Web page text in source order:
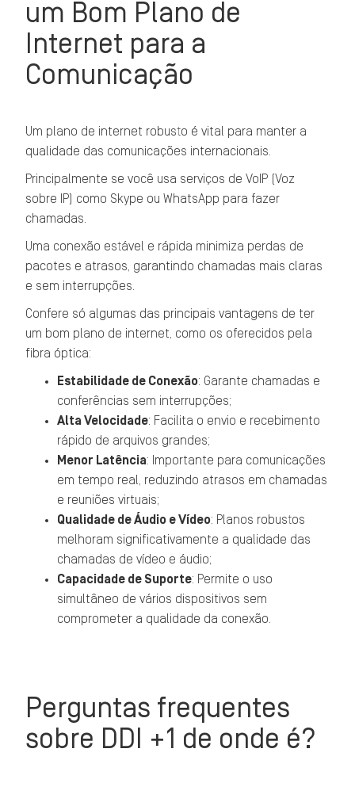
um Bom Plano de
Internet para a
Comunicação
Um plano de internet robusto é vital para manter a
qualidade das comunicações internacionais.
Principalmente se você usa serviços de VoIP (Voz
sobre IP) como Skype ou WhatsApp para fazer
chamadas.
Uma conexão estável e rápida minimiza perdas de
pacotes e atrasos, garantindo chamadas mais claras
e sem interrupções.
Confere só algumas das principais vantagens de ter
um bom plano de internet, como os oferecidos pela
fibra óptica:
Estabilidade de Conexão: Garante chamadas e
conferências sem interrupções;
Alta Velocidade: Facilita o envio e recebimento
rápido de arquivos grandes;
Menor Latência: Importante para comunicações
em tempo real, reduzindo atrasos em chamadas
e reuniões virtuais;
Qualidade de Áudio e Vídeo: Planos robustos
melhoram significativamente a qualidade das
chamadas de vídeo e áudio;
Capacidade de Suporte: Permite o uso
simultâneo de vários dispositivos sem
comprometer a qualidade da conexão.
Perguntas frequentes
sobre DDI +1 de onde é?